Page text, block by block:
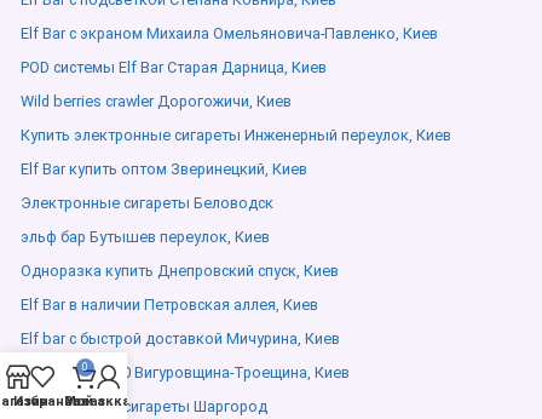
Elf Bar с экраном Михаила Омельяновича-Павленко, Киев
POD системы Elf Bar Старая Дарница, Киев
Wild berries crawler Дорогожичи, Киев
Купить электронные сигареты Инженерный переулок, Киев
Elf Bar купить оптом Зверинецкий, Киев
Электронные сигареты Беловодск
эльф бар Бутышев переулок, Киев
Одноразка купить Днепровский спуск, Киев
Elf Bar в наличии Петровская аллея, Киев
Elf bar с быстрой доставкой Мичурина, Киев
lost mary 12000 Вигуровщина-Троещина, Киев
Электронные сигареты Шаргород
Избранное
0
Заказ
Мой аккаунт